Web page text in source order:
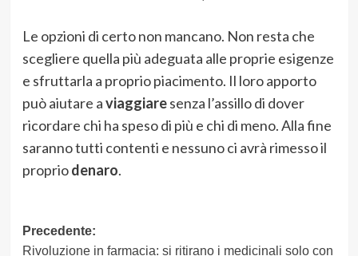
Le opzioni di certo non mancano. Non resta che
scegliere quella più adeguata alle proprie esigenze
e sfruttarla a proprio piacimento. Il loro apporto
può aiutare aviaggiaresenza l’assillo di dover
ricordare chi ha speso di più e chi di meno. Alla fine
saranno tutti contenti e nessuno ci avrà rimesso il
propriodenaro.
Navigazione
Precedente:
Rivoluzione in farmacia: si ritirano i medicinali solo con